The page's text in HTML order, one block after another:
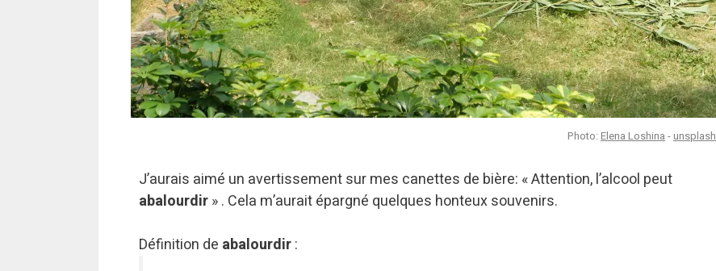
Photo: Elena Loshina -unsplash
J’aurais aimé un avertissement sur mes canettes de bière: « Attention, l’alcool peut
abalourdir» . Cela m’aurait épargné quelques honteux souvenirs.
Définition de abalourdir: